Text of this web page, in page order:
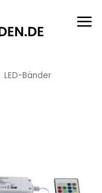
LED-Bänder